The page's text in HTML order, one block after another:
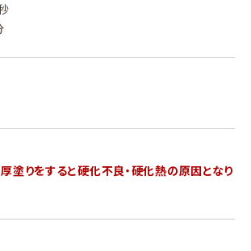
塗りをすると硬化不良・硬化熱の原因となり